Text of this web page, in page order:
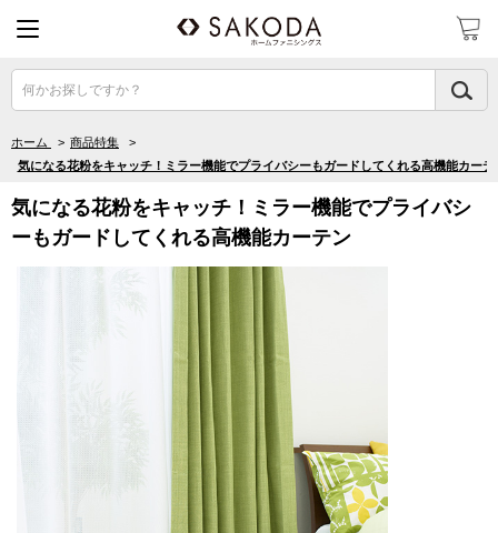
何かお探しですか？
ホーム > 商品特集
>
気になる花粉をキャッチ！ミラー機能でプライバシーもガードしてくれる高機能カーテ
気になる花粉をキャッチ！ミラー機能でプライバシ
ーもガードしてくれる高機能カーテン